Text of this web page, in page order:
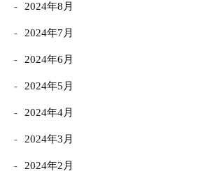
2024年8月
2024年7月
2024年6月
2024年5月
2024年4月
2024年3月
2024年2月